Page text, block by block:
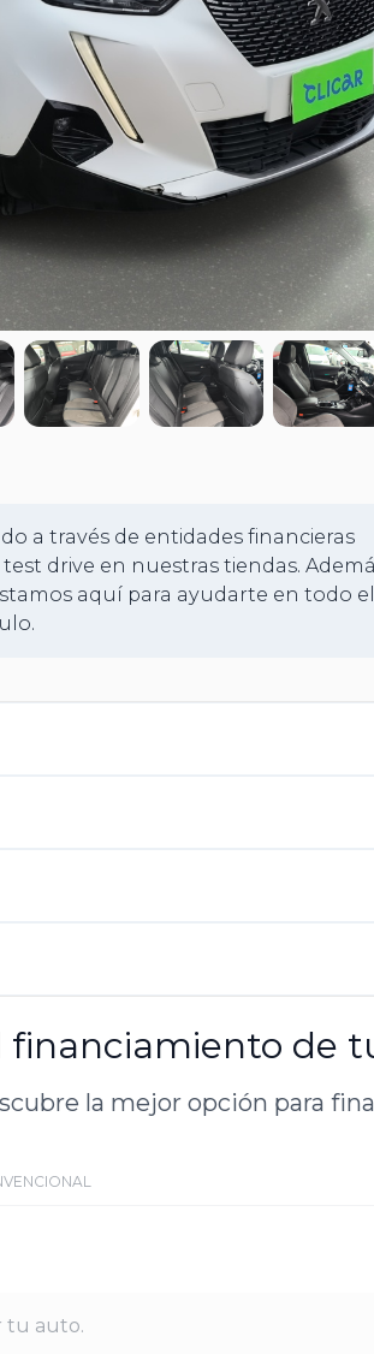
a través de entidades financieras
drive en nuestras tiendas.
aquí para ayudarte en todo el
financiamiento de
la mejor opción para
tu auto.